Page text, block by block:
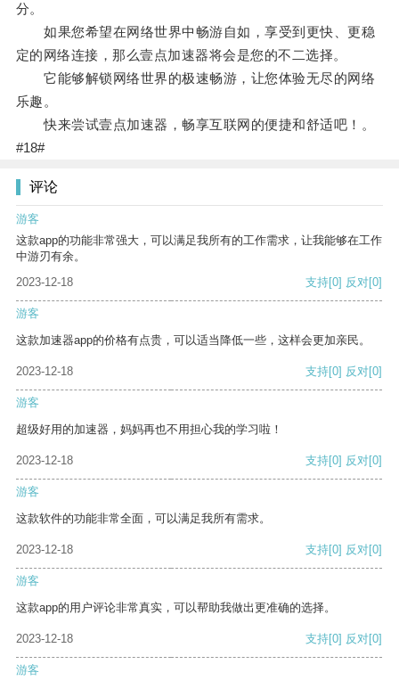
分。
如果您希望在网络世界中畅游自如，享受到更快、更稳
定的网络连接，那么壹点加速器将会是您的不二选择。
它能够解锁网络世界的极速畅游，让您体验无尽的网络
乐趣。
快来尝试壹点加速器，畅享互联网的便捷和舒适吧！。
#18#
评论
游客
这款app的功能非常强大，可以满足我所有的工作需求，让我能够在工作
中游刃有余。
2023-12-18
支持[0] 反对[0]
游客
这款加速器app的价格有点贵，可以适当降低一些，这样会更加亲民。
2023-12-18 支持[0] 反对[0]
游客
超级好用的加速器，妈妈再也不用担心我的学习啦！
2023-12-18 支持[0] 反对[0]
游客
这款软件的功能非常全面，可以满足我所有需求。
2023-12-18 支持[0] 反对[0]
游客
这款app的用户评论非常真实，可以帮助我做出更准确的选择。
2023-12-18 支持[0] 反对[0]
游客